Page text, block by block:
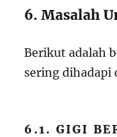
6. Masalah
Berikut adalah
sering dihadapi
6.1. GIGI